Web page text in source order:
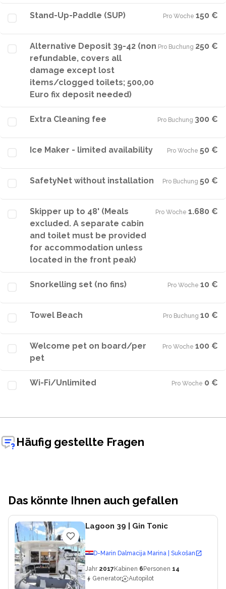
Stand-Up-Paddle (SUP) Pro Woche·150 €
Alternative Deposit 39-42 (non
refundable, covers all
damage except lost
items/clogged toilets; 500,00
Euro fix deposit needed)
Pro Buchung·250 €
Extra Cleaning fee Pro Buchung·300 €
Ice Maker - limited availability Pro Woche·50 €
SafetyNet without installation Pro Buchung·50 €
Skipper up to 48' (Meals
excluded. A separate cabin
and toilet must be provided
for accommodation unless
located in the front peak)
Pro Woche·1.680 €
Snorkelling set (no fins) Pro Woche·10 €
Towel Beach Pro Buchung·10 €
Welcome pet on board/per
pet
Pro Woche·100 €
Wi-Fi/Unlimited Pro Woche·0 €
Häufig gestellte Fragen
Das könnte Ihnen auch gefallen
Lagoon 39 | Gin Tonic
D-Marin Dalmacija Marina | Sukošan
Jahr 2017Kabinen 6 Personen 14
Generator
Autopilot